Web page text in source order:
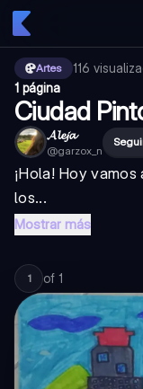
Artes 116
1 página
Ciudad
𝓐𝓵𝓮𝓳𝓪
@garzox_n
¡Hola! Hoy
los...
Mostrar más
1 of 1